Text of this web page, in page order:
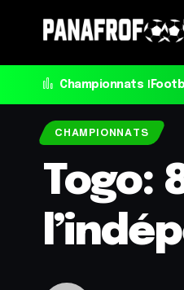
Championnats
CHAMPIONNATS
Togo: